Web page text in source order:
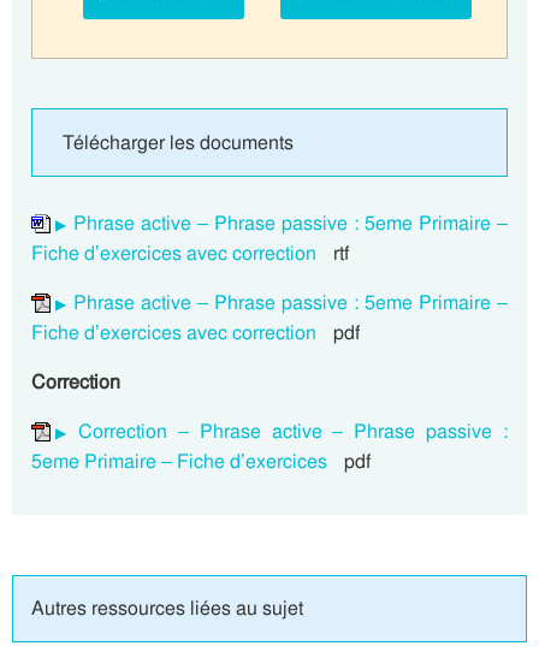
Télécharger les documents
Phrase active – Phrase passive : 5eme Primaire –
Fiche d’exercices avec correction
rtf
Phrase active – Phrase passive : 5eme Primaire –
Fiche d’exercices avec correction
pdf
Correction
Correction – Phrase active – Phrase passive :
5eme Primaire – Fiche d’exercices pdf
Autres ressources liées au sujet